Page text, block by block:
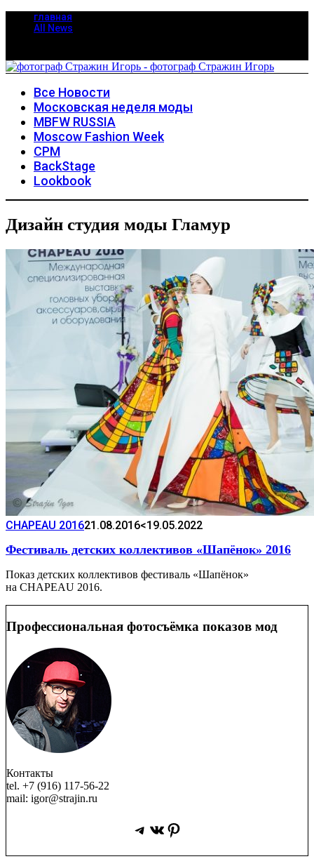
главная
All News
Все Новости
Московская неделя моды
MBFW RUSSIA
Moscow Fashion Week
CPM
BackStage
Lookbook
Дизайн студия моды Гламур
CHAPEAU 201621.08.2016<19.05.2022
Фестиваль детских коллективов «Шапёнок» 2016
Показ детских коллективов фестиваль «Шапёнок»
на CHAPEAU 2016.
Профессиональная фотосъёмка показов мод
Контакты
tel. +7 (916) 117-56-22
mail: igor@strajin.ru
Telegram
ВКонтакте
Pinterest